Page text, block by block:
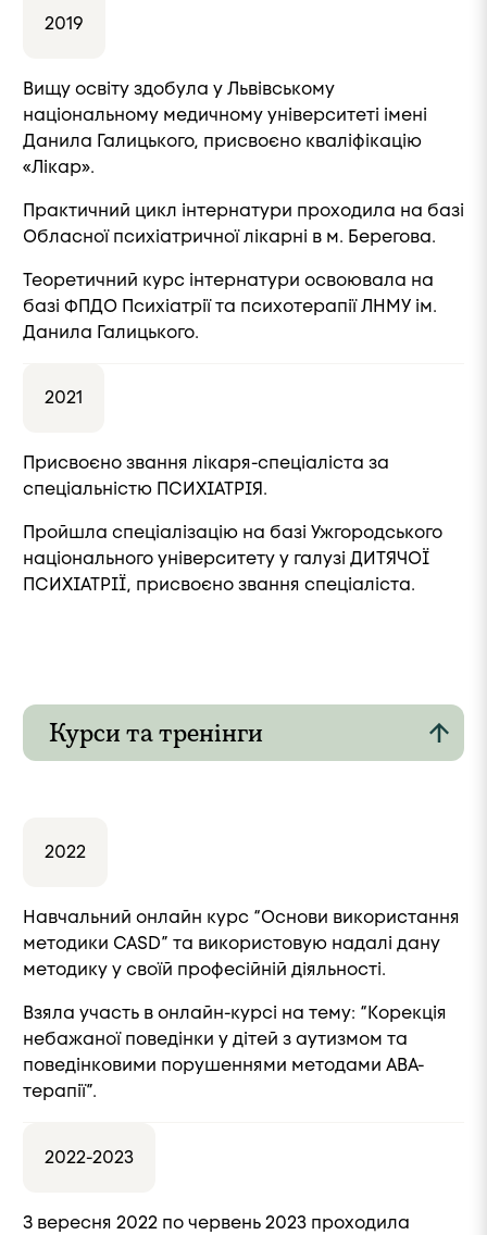
2019
Вищу освіту здобула у Львівському
національному медичному університеті імені
Данила Галицького, присвоєно кваліфікацію
«Лікар».
Практичний цикл інтернатури проходила на базі
Обласної психіатричної лікарні в м. Берегова.
Теоретичний курс інтернатури освоювала на
базі ФПДО Психіатрії та психотерапії ЛНМУ ім.
Данила Галицького.
2021
Присвоєно звання лікаря-спеціаліста за
спеціальністю ПСИХІАТРІЯ.
Пройшла спеціалізацію на базі Ужгородського
національного університету у галузі ДИТЯЧОЇ
ПСИХІАТРІЇ, присвоєно звання спеціаліста.
Курси та тренінги
2022
Навчальний онлайн курс “Основи використання
методики CASD” та використовую надалі дану
методику у своїй професійній діяльності.
Взяла участь в онлайн-курсі на тему: “Корекція
небажаної поведінки у дітей з аутизмом та
поведінковими порушеннями методами АВА-
терапії”.
2022-2023
З вересня 2022 по червень 2023 проходила